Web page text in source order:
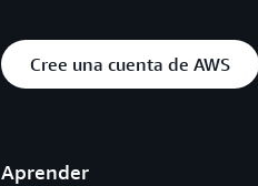
Cree una cuenta de AWS
Aprender